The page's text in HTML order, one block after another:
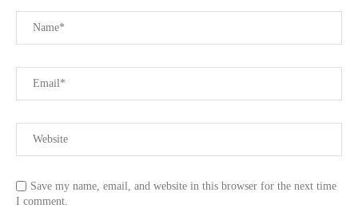
Save my name, email, and website in this browser for the next time
I comment.